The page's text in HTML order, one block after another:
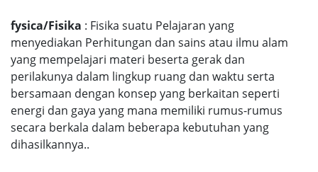
fysica/Fisika : Fisika suatu Pelajaran yang
menyediakan Perhitungan dan sains atau ilmu alam
yang mempelajari materi beserta gerak dan
perilakunya dalam lingkup ruang dan waktu serta
bersamaan dengan konsep yang berkaitan seperti
energi dan gaya yang mana memiliki rumus-rumus
secara berkala dalam beberapa kebutuhan yang
dihasilkannya..